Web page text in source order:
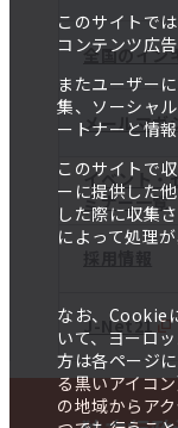
このサイトで
コンテンツ広
またユーザー
集、ソーシャ
ートナーと情
このサイトで
ーに提供した
した際に収集
によって処理が
なお、Cookie
いて、ヨーロ
方は各ページ
る黒いアイコ
の地域からア
全国のイン
メールマガ
イベント・
ミナー一覧
J-Net21